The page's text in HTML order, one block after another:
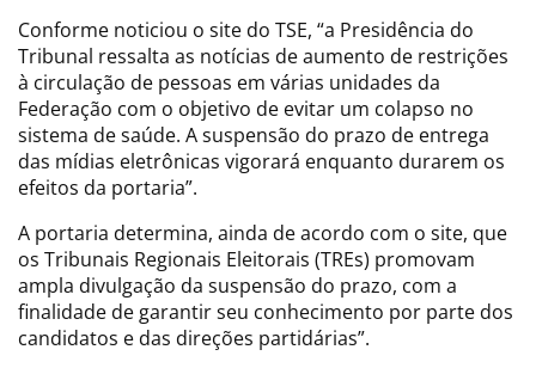
Conforme noticiou o site do TSE, “a Presidência do
Tribunal ressalta as notícias de aumento de restrições
à circulação de pessoas em várias unidades da
Federação com o objetivo de evitar um colapso no
sistema de saúde. A suspensão do prazo de entrega
das mídias eletrônicas vigorará enquanto durarem os
efeitos da portaria”.
A portaria determina, ainda de acordo com o site, que
os Tribunais Regionais Eleitorais (TREs) promovam
ampla divulgação da suspensão do prazo, com a
finalidade de garantir seu conhecimento por parte dos
candidatos e das direções partidárias”.